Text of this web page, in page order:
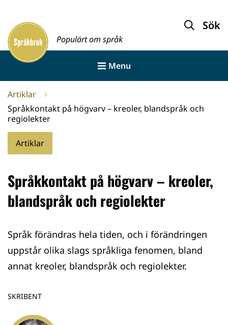
innehållet
Framsida
Populärt om språk
Sök
Menu
Artiklar
Språkkontakt på högvarv – kreoler, blandspråk och
regiolekter
Artiklar
Språkkontakt på högvarv – kreoler,
blandspråk och regiolekter
Språk förändras hela tiden, och i förändringen
uppstår olika slags språkliga fenomen, bland
annat kreoler, blandspråk och regiolekter.
SKRIBENT